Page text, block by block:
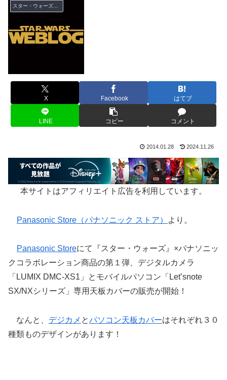
X Facebook はてブ
LINE コピー コメント
2014.01.28 2024.11.26
本サイトはアフィリエイト広告を利用しています。
Panasonic Store（パナソニック ストア） より。
Panasonic Storeにて『スター・ウォーズ』×パナソニッ
クコラボレーション商品の第１弾、デジタルカメラ
「LUMIX DMC-XS1」とモバイルパソコン「Let’snote
SX/NXシリーズ」専用天板カバーの販売が開始！
なんと、 デジカメ とパソコン天板カバーはそれぞれ３０
種類ものデザインがあります！